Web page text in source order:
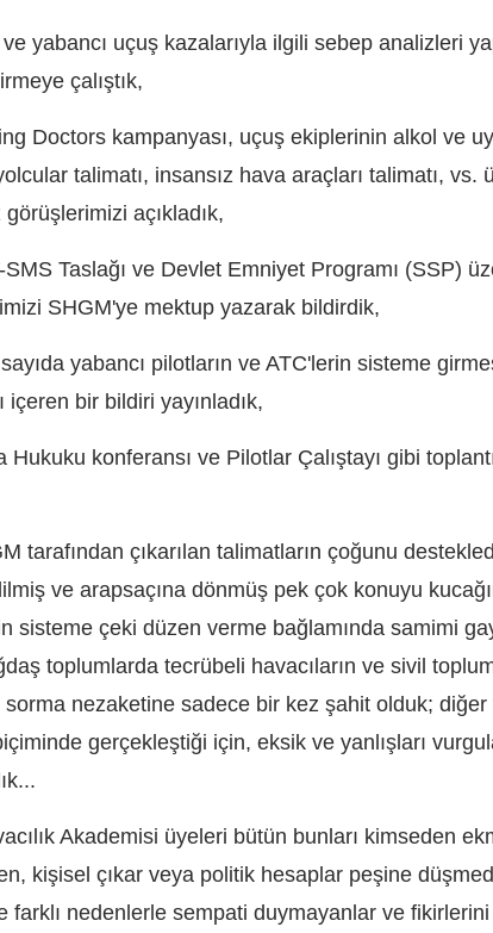
yabancı uçuş kazalarıyla ilgili sebep analizleri
çalıştık,
Doctors kampanyası, uçuş ekiplerinin alkol ve
talimatı, insansız hava araçları talimatı, vs.
açıkladık,
Taslağı ve Devlet Emniyet Programı (SSP)
SHGM'ye mektup yazarak bildirdik,
yabancı pilotların ve ATC'lerin sisteme
içeren bir bildiri yayınladık,
Hukuku konferansı ve Pilotlar Çalıştayı gibi
tarafından çıkarılan talimatların çoğunu
ve arapsaçına dönmüş pek çok konuyu
sisteme çeki düzen verme bağlamında samimi
toplumlarda tecrübeli havacıların ve sivil
nezaketine sadece bir kez şahit olduk; diğer
gerçekleştiği için, eksik ve yanlışları
Akademisi üyeleri bütün bunları kimseden
kişisel çıkar veya politik hesaplar peşine
farklı nedenlerle sempati duymayanlar ve